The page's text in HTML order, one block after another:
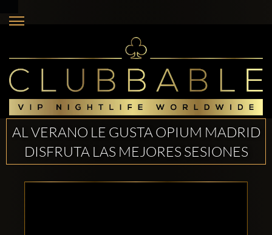
AL VERANO LE GUSTA OPIUM MADRID
DISFRUTA LAS MEJORES SESIONES